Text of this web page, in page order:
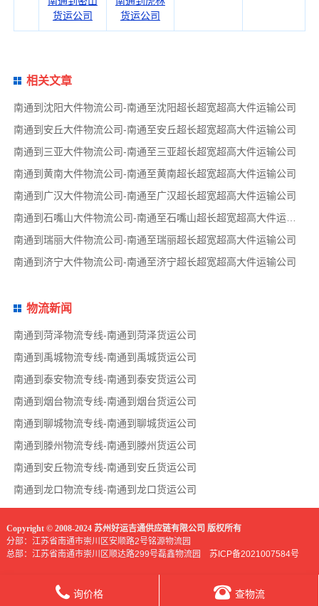
货运公司
货运公司
相关文章
南通到沈阳大件物流公司-南通至沈阳超长超宽超高大件运输公司
南通到安丘大件物流公司-南通至安丘超长超宽超高大件运输公司
南通到三亚大件物流公司-南通至三亚超长超宽超高大件运输公司
南通到黄南大件物流公司-南通至黄南超长超宽超高大件运输公司
南通到广汉大件物流公司-南通至广汉超长超宽超高大件运输公司
南通到石嘴山大件物流公司-南通至石嘴山超长超宽超高大件运输公司
南通到瑞丽大件物流公司-南通至瑞丽超长超宽超高大件运输公司
南通到济宁大件物流公司-南通至济宁超长超宽超高大件运输公司
物流新闻
南通到菏泽物流专线-南通到菏泽货运公司
南通到禹城物流专线-南通到禹城货运公司
南通到泰安物流专线-南通到泰安货运公司
南通到烟台物流专线-南通到烟台货运公司
南通到聊城物流专线-南通到聊城货运公司
南通到滕州物流专线-南通到滕州货运公司
南通到安丘物流专线-南通到安丘货运公司
南通到龙口物流专线-南通到龙口货运公司
Copyright © 2008-2024 苏州好运吉通供应链有限公司 版权所有
分部：江苏省南通市崇川区安顺路2号铭源物流园
总部：江苏省南通市崇川区顺达路299号磊鑫物流园 苏ICP备2021007584号
询价格 查物流